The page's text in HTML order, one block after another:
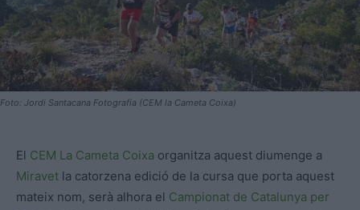
Foto: Jordi Santacana Fotografia (CEM la Cameta Coixa)
El CEM La Cameta Coixa organitza aquest diumenge a
Miravet la catorzena edició de la cursa que porta aquest
mateix nom, serà alhora el Campionat de Catalunya per